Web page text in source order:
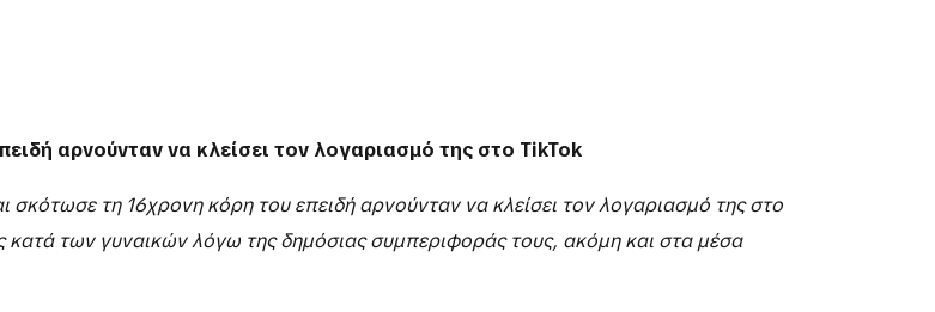
αρνούνταν να κλείσει τον λογαριασμό της στο TikTok
τη 16χρονη κόρη του επειδή αρνούνταν να κλείσει τον λογαριασμό της στο
κατά των γυναικών λόγω της δημόσιας συμπεριφοράς τους, ακόμη και στα μέσα